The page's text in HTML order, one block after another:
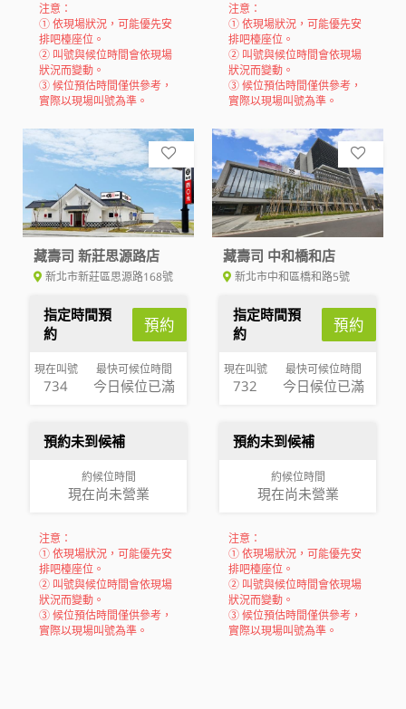
注意：
① 依現場狀況，可能優先安
排吧檯座位。
② 叫號與候位時間會依現場
狀況而變動。
③ 候位預估時間僅供參考，
實際以現場叫號為準。
注意：
① 依現場狀況，可能優先安
排吧檯座位。
② 叫號與候位時間會依現場
狀況而變動。
③ 候位預估時間僅供參考，
實際以現場叫號為準。
藏壽司 新莊思源路店
新北市新莊區思源路168號
指定時間預
約
預約
現在叫號
734
最快可候位時間
今日候位已滿
預約未到候補
約候位時間
現在尚未營業
注意：
① 依現場狀況，可能優先安
排吧檯座位。
② 叫號與候位時間會依現場
狀況而變動。
③ 候位預估時間僅供參考，
實際以現場叫號為準。
藏壽司 中和橋和店
新北市中和區橋和路5號
指定時間預
約
預約
現在叫號
732
最快可候位時間
今日候位已滿
預約未到候補
約候位時間
現在尚未營業
注意：
① 依現場狀況，可能優先安
排吧檯座位。
② 叫號與候位時間會依現場
狀況而變動。
③ 候位預估時間僅供參考，
實際以現場叫號為準。